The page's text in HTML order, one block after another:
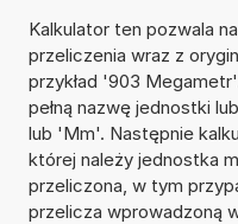
Kalkulator ten pozwala
przeliczenia wraz z
przykład '903
pełną nazwę jednostki
lub 'Mm'. Następnie
której należy jednostka
przeliczona, w tym
przelicza wprowadzoną